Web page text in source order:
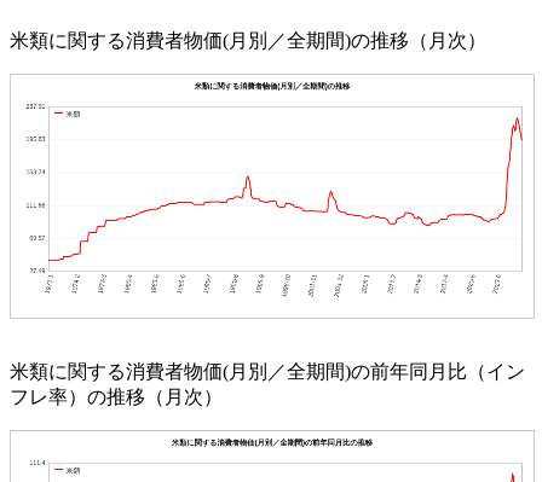
米類に関する消費者物価(月別／全期間)の推移（月次）
米類に関する消費者物価(月別／全期間)の前年同月比（イン
フレ率）の推移（月次）